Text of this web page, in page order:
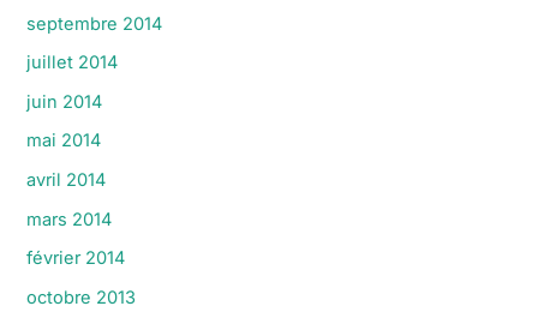
septembre 2014
juillet 2014
juin 2014
mai 2014
avril 2014
mars 2014
février 2014
octobre 2013